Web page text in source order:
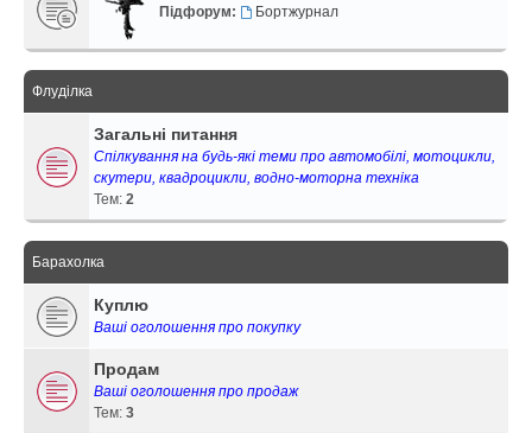
Підфорум: Бортжурнал
Флуділка
Загальні питання
Спілкування на будь-які теми про автомобілі, мотоцикли,
скутери, квадроцикли, водно-моторна техніка
Тем: 2
Барахолка
Куплю
Ваші оголошення про покупку
Продам
Ваші оголошення про продаж
Тем: 3